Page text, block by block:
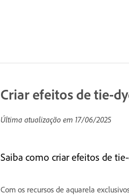
Criar efeitos de tie-
Última atualização em 17/06/2025
Saiba como criar efeitos de
Com os recursos de aquarela